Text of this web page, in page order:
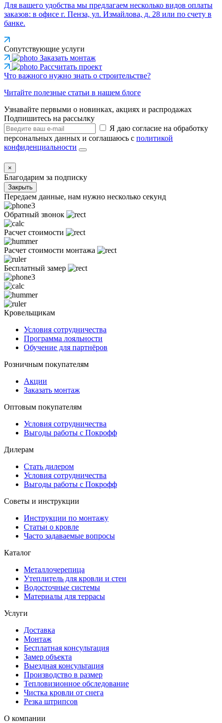
Для вашего удобства мы предлагаем несколько видов оплаты
заказов: в офисе г. Пенза, ул. Измайлова, д. 28 или по счету в
банке.
Сопутствующие услуги
Заказать монтаж
Рассчитать проект
Что важного нужно знать о строительстве?
Читайте полезные статьи в нашем блоге
Узнавайте первыми о новинках, акциях и распродажах
Подпишитесь на рассылку
Я даю согласие на обработку
персональных данных и соглашаюсь с политикой
конфиденциальности
×
Благодарим за подписку
Закрыть
Передаем данные, нам нужно несколько секунд
Обратный звонок
Расчет стоимости
Расчет стоимости монтажа
Бесплатный замер
Кровельщикам
Условия сотрудничества
Программа лояльности
Обучение для партнёров
Розничным покупателям
Акции
Заказать монтаж
Оптовым покупателям
Условия сотрудничества
Выгоды работы с Покрофф
Дилерам
Стать дилером
Условия сотрудничества
Выгоды работы с Покрофф
Советы и инструкции
Инструкции по монтажу
Статьи о кровле
Часто задаваемые вопросы
Каталог
Металлочерепица
Утеплитель для кровли и стен
Водосточные системы
Материалы для террасы
Услуги
Доставка
Монтаж
Бесплатная консультация
Замер объекта
Выездная консультация
Производство в размер
Тепловизионное обследование
Чистка кровли от снега
Резка штрипсов
О компании